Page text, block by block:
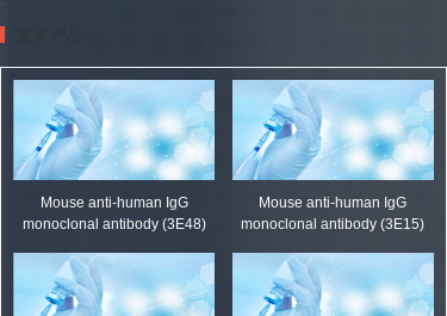
Mouse anti-human IgG
monoclonal antibody (3E48)
Mouse anti-human IgG
monoclonal antibody (3E15)